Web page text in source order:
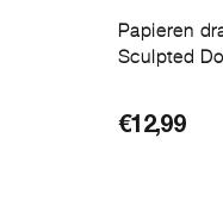
Papieren
Sculpted
€12,99